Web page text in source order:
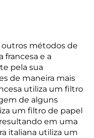
outros métodos de
francesa e a
pela sua
de maneira mais
utiliza um filtro
de alguns
um filtro de papel
em uma
italiana utiliza um